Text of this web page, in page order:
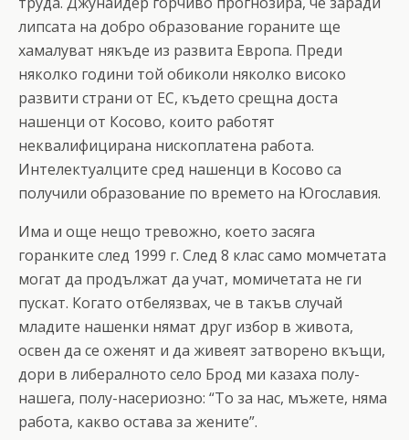
липсата на добро образование гораните ще
хамалуват някъде из развита Европа. Преди
няколко години той обиколи няколко високо
развити страни от ЕС, където срещна доста
нашенци от Косово, които работят
неквалифицирана нископлатена работа.
Интелектуалците сред нашенци в Косово са
получили образование по времето на Югославия.
Има и още нещо тревожно, което засяга
горанките след 1999 г. След 8 клас само момчетата
могат да продължат да учат, момичетата не ги
пускат. Когато отбелязвах, че в такъв случай
младите нашенки нямат друг избор в живота,
освен да се оженят и да живеят затворено вкъщи,
дори в либералното село Брод ми казаха полу-
нашега, полу-насериозно: “То за нас, мъжете, няма
работа, какво остава за жените”.